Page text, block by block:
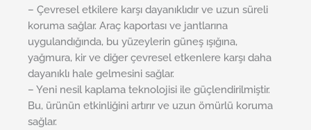
– Çevresel etkilere karşı dayanıklıdır ve uzun süreli
koruma sağlar. Araç kaportası ve jantlarına
uygulandığında, bu yüzeylerin güneş ışığına,
yağmura, kir ve diğer çevresel etkenlere karşı daha
dayanıklı hale gelmesini sağlar.
– Yeni nesil kaplama teknolojisi ile güçlendirilmiştir.
Bu, ürünün etkinliğini artırır ve uzun ömürlü koruma
sağlar.